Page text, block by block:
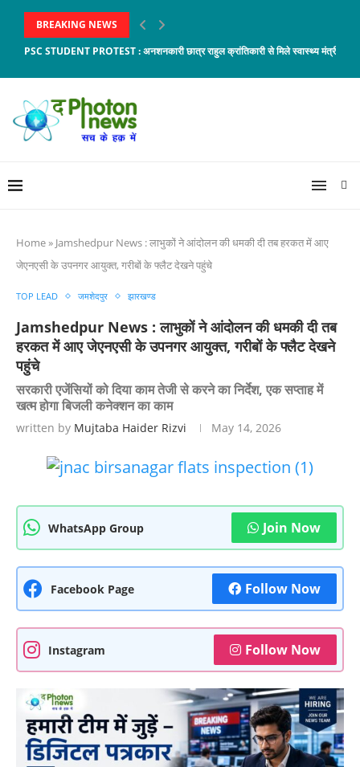
BREAKING NEWS
PSC STUDENT PROTEST : अनशनकारी छात्र राहुल क्रांतिकारी से मिले स्वास्थ्य मंत्री डॉ.
Home» Jamshedpur News : लाभुकों ने आंदोलन की धमकी दी तब हरकत में आए
जेएनएसी के उपनगर आयुक्त, गरीबों के फ्लैट देखने पहुंचे
TOP LEAD जमशेदपुर झारखण्ड
Jamshedpur News : लाभुकों ने आंदोलन की धमकी दी तब
हरकत में आए जेएनएसी के उपनगर आयुक्त, गरीबों के फ्लैट देखने
पहुंचे
सरकारी एजेंसियों को दिया काम तेजी से करने का निर्देश, एक सप्ताह में
खत्म होगा बिजली कनेक्शन का काम
written by Mujtaba Haider Rizvi May 14, 2026
WhatsApp Group Join Now
Facebook Page Follow Now
Instagram Follow Now